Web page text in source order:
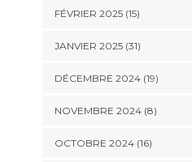
FÉVRIER 2025 (15)
JANVIER 2025 (31)
DÉCEMBRE 2024 (19)
NOVEMBRE 2024 (8)
OCTOBRE 2024 (16)